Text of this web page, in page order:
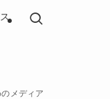
メディア